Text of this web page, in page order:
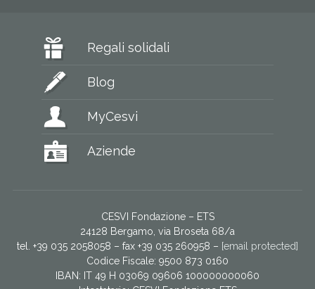
Regali solidali
Blog
MyCesvi
Aziende
CESVI Fondazione – ETS
24128 Bergamo, via Broseta 68/a
tel. +39 035 2058058 – fax +39 035 260958 – [email protected]
Codice Fiscale: 9500 873 0160
IBAN: IT 49 H 03069 09606 100000000060